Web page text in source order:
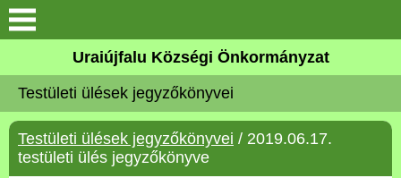
Köszöntő
Elérhetőségek
Uraiújfalu
Uraiújfalu Községi Önkormányzat
Testületi ülések jegyzőkönyvei
Testületi ülések jegyzőkönyvei / 2019.06.17.
testületi ülés jegyzőkönyve